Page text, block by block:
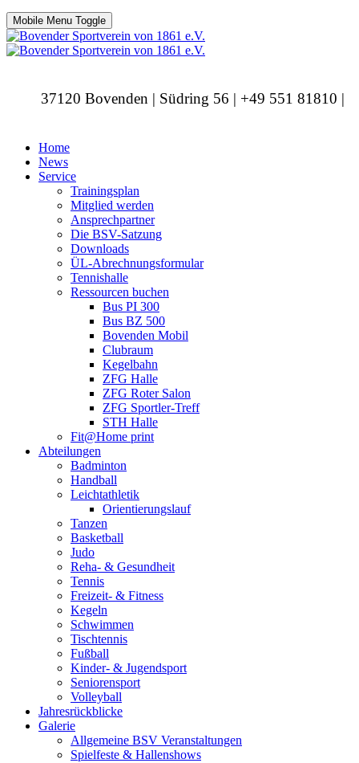
Mobile Menu Toggle
37120 Bovenden | Südring 56 | +49 551 81810 |
Home
News
Service
Trainingsplan
Mitglied werden
Ansprechpartner
Die BSV-Satzung
Downloads
ÜL-Abrechnungsformular
Tennishalle
Ressourcen buchen
Bus PI 300
Bus BZ 500
Bovenden Mobil
Clubraum
Kegelbahn
ZFG Halle
ZFG Roter Salon
ZFG Sportler-Treff
STH Halle
Fit@Home print
Abteilungen
Badminton
Handball
Leichtathletik
Orientierungslauf
Tanzen
Basketball
Judo
Reha- & Gesundheit
Tennis
Freizeit- & Fitness
Kegeln
Schwimmen
Tischtennis
Fußball
Kinder- & Jugendsport
Seniorensport
Volleyball
Jahresrückblicke
Galerie
Allgemeine BSV Veranstaltungen
Spielfeste & Hallenshows